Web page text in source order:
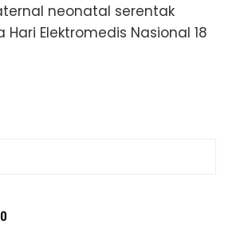
neonatal serentak
Elektromedis Nasional 18